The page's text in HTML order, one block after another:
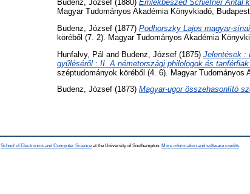
Budenz, József (1880) Emlékbeszéd Schiefner Antal
Magyar Tudományos Akadémia Könyvkiadó, Budapest.
Budenz, József (1877) Podhorszky Lajos magyar-
köréből (7. 2). Magyar Tudományos Akadémia
Hunfalvy, Pál and Budenz, József (1875) Jelentések :
gyűléséről : II. A németországi philologok és
széptudományok köréből (4. 6). Magyar Tudományos
Budenz, József (1873) Magyar-ugor összehasonlító
School of Electronics and Computer Science at the University of Southampton. More information and software credits